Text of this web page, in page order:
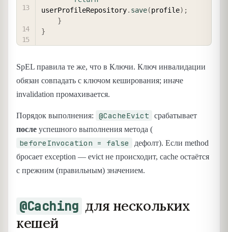
userProfileRepository. save(profile) ;
}
}
SpEL правила те же, что в Ключи. Ключ инвалидации
обязан совпадать с ключом кеширования; иначе
invalidation промахивается.
Порядок выполнения: @CacheEvict
срабатывает
после успешного выполнения метода (
beforeInvocation = false
дефолт). Если method
бросает exception — evict не происходит, cache остаётся
с прежним (правильным) значением.
@Caching для нескольких
кешей